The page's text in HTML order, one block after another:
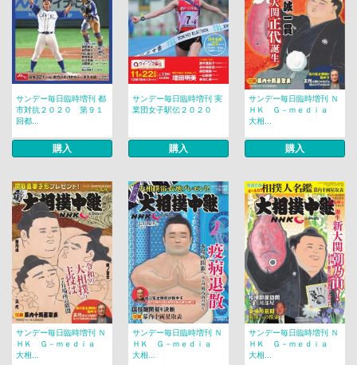
サンデー毎日臨時増刊 都
市対抗２０２０ 第９１
回都...
購入
サンデー毎日臨時増刊 実
業団女子駅伝２０２０
購入
サンデー毎日臨時増刊 Ｎ
ＨＫ Ｇ－ｍｅｄｉａ
大相...
購入
サンデー毎日臨時増刊 Ｎ
ＨＫ Ｇ－ｍｅｄｉａ
大相...
サンデー毎日臨時増刊 Ｎ
ＨＫ Ｇ－ｍｅｄｉａ
大相...
サンデー毎日臨時増刊 Ｎ
ＨＫ Ｇ－ｍｅｄｉａ
大相...